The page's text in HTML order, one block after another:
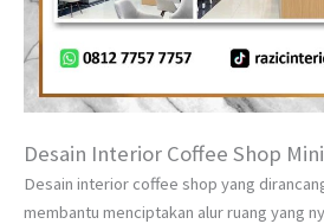
Desain Interior Coffee Shop
Desain interior coffee shop yang
membantu menciptakan alur ruang yang